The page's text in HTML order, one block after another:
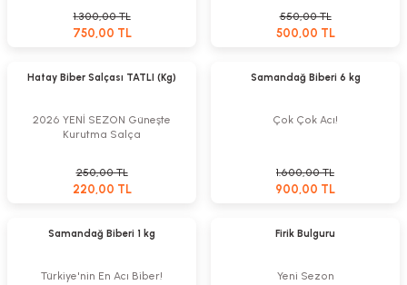
1.300,00 TL
750,00 TL
550,00 TL
500,00 TL
%12Hatay Biber Salçası TATLI (Kg)
2026 YENİ SEZON Güneşte
Kurutma Salça
250,00 TL
220,00 TL
Samandağ Biberi 6 kg
Çok Çok Acı!
1.600,00 TL
900,00 TL
Samandağ Biberi 1 kg
Türkiye'nin En Acı Biber!
Firik Bulguru
Yeni Sezon